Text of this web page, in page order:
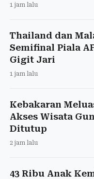
1 jam lalu
Thailand dan
Semifinal Piala
Gigit Jari
1 jam lalu
Kebakaran
Akses Wisata
Ditutup
2 jam lalu
43 Ribu Anak